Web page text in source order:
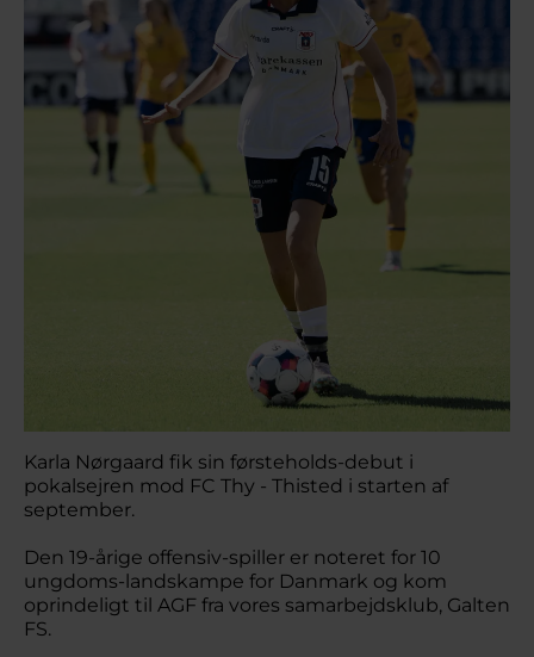
Karla Nørgaard fik sin førsteholds-debut i
pokalsejren mod FC Thy - Thisted i starten af
september.
Den 19-årige offensiv-spiller er noteret for 10
ungdoms-landskampe for Danmark og kom
oprindeligt til AGF fra vores samarbejdsklub, Galten
FS.